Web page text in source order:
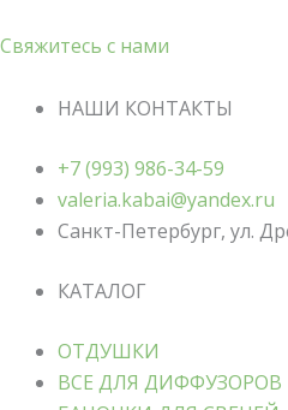
Свяжитесь с нами
НАШИ КОНТАКТЫ
+7 (993) 986-34-59
valeria.kabai@yandex.ru
Санкт-Петербург, ул.
КАТАЛОГ
ОТДУШКИ
ВСЕ ДЛЯ ДИФФУЗОРОВ